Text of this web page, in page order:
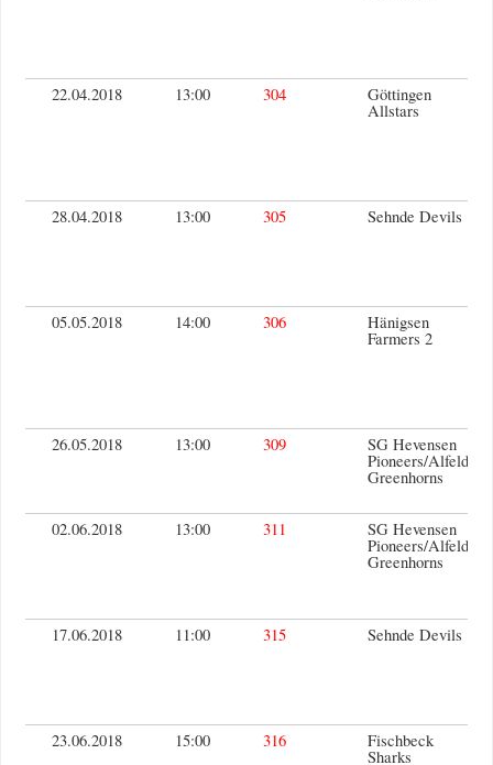
22.04.2018 13:00 304 Göttingen
Allstars
28.04.2018 13:00 305 Sehnde Devils
05.05.2018 14:00 306 Hänigsen
Farmers 2
26.05.2018 13:00 309 SG Hevensen
Pioneers/Alfeld
Greenhorns
02.06.2018 13:00 311 SG Hevensen
Pioneers/Alfeld
Greenhorns
17.06.2018 11:00 315 Sehnde Devils
23.06.2018 15:00 316 Fischbeck
Sharks